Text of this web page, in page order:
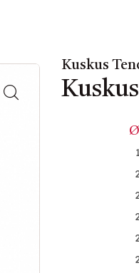
Kuskus
Ø